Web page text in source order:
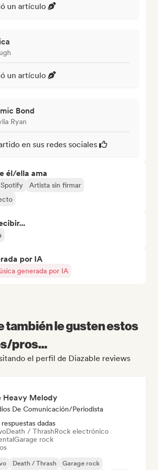
un artículo
un artículo
Bond
Ryan
en sus redes sociales
él/ella ama
Artista sin firmar
por IA
generada por IA
también le gusten estos
pros...
el perfil de Diazable reviews
Heavy Melody
De Comunicación/Periodista
dadas
Death / ThrashRock electrónico
Garage rock
Death / Thrash Garage rock